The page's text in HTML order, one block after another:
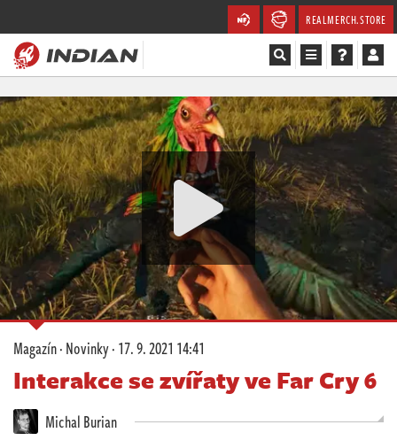
REALMERCH.STORE
Magazín
Recenze
Videa
Soutěže
Databáze
Komunita
Redakce
Magazín·Novinky·17. 9. 2021 14:41
Interakce se zvířaty ve Far Cry 6
Michal Burian